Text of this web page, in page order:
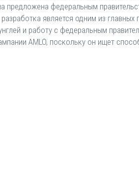
предложена федеральным
является одним из
и работу с федеральным
AMLO, поскольку он ищет